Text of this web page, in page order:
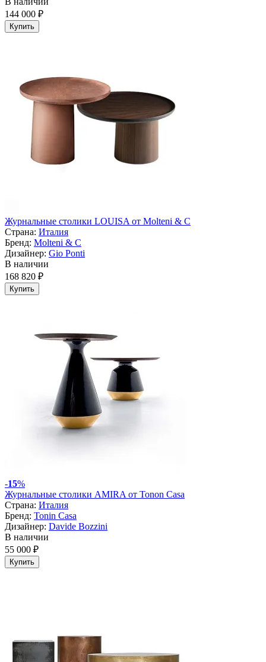
144 000 ₽
Купить
Журнальные столики LOUISA от Molteni & C
Страна: Италия
Бренд: Molteni & C
Дизайнер: Gio Ponti
В наличии
168 820 ₽
Купить
-15%
Журнальные столики AMIRA от Tonon Casa
Страна: Италия
Бренд: Tonin Casa
Дизайнер: Davide Bozzini
В наличии
55 000 ₽
Купить